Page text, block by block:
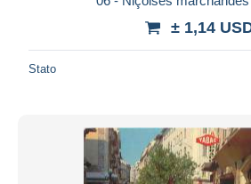
± 1,14
Stato